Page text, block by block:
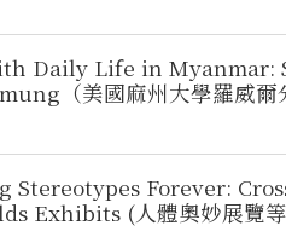
Daily Life in Myanmar:
（美國麻州大學羅威爾
Stereotypes Forever:
Exhibits (人體奧妙展